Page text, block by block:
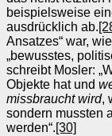
beispielsweise
ausdrücklich ab.
Ansatzes“ war,
„bewusstes,
schreibt Mosler:
Objekte hat und
missbraucht wird,
sondern mussten
werden“.[30]